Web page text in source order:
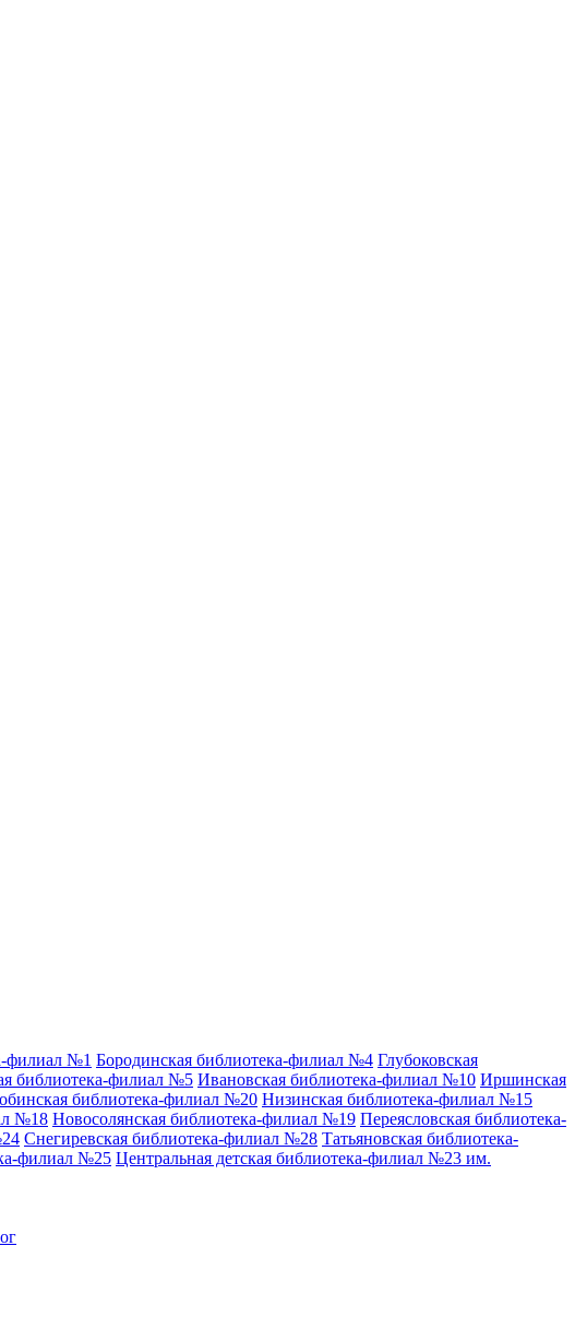
филиал №1 Бородинская библиотека-филиал №4 Глубоковская
библиотека-филиал №5 Ивановская библиотека-филиал №10 Иршинская
библиотека-филиал №20 Низинская библиотека-филиал №15
№18 Новосолянская библиотека-филиал №19 Переясловская библиотека-
Снегиревская библиотека-филиал №28 Татьяновская библиотека-
филиал №25 Центральная детская библиотека-филиал №23 им.